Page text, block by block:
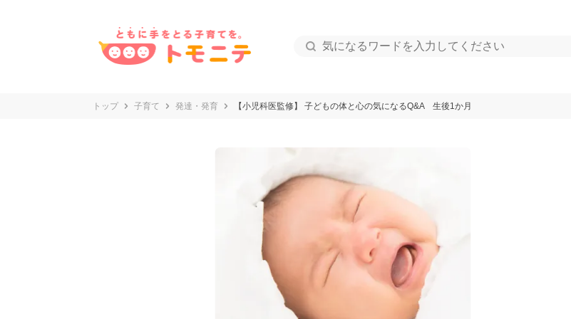
トップ 子育て 発達・発育 【小児科医監修】 子どもの体と心の気になるQ&A 生後1か月